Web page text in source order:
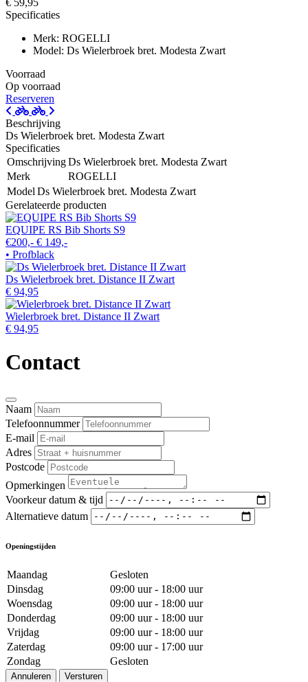
Specificaties
Merk: ROGELLI
Model: Ds Wielerbroek bret. Modesta Zwart
Voorraad
Op voorraad
Reserveren
Beschrijving
Ds Wielerbroek bret. Modesta Zwart
Specificaties
OmschrijvingDs Wielerbroek bret. Modesta Zwart
Merk
ROGELLI
Model Ds Wielerbroek bret. Modesta Zwart
Gerelateerde producten
EQUIPE RS Bib Shorts S9
€200,- € 149,-
• Profblack
Ds Wielerbroek bret. Distance II Zwart
€ 94,95
Wielerbroek bret. Distance II Zwart
€ 94,95
Contact
Naam
Telefoonnummer
E-mail
Adres
Postcode
Opmerkingen
Voorkeur datum & tijd
Alternatieve datum
Openingstijden
Maandag
Gesloten
Dinsdag
09:00 uur - 18:00 uur
Woensdag
09:00 uur - 18:00 uur
Donderdag
09:00 uur - 18:00 uur
Vrijdag
09:00 uur - 18:00 uur
Zaterdag
09:00 uur - 17:00 uur
Zondag
Gesloten
Annuleren Versturen